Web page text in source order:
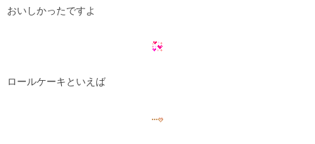
おいしかったですよ
ロールケーキといえば